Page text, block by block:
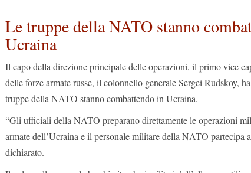
Le truppe della NATO stanno
Ucraina
Il capo della direzione principale delle operazioni, il primo vice
delle forze armate russe, il colonnello generale Sergei Rudskoy,
truppe della NATO stanno combattendo in Ucraina.
“Gli ufficiali della NATO preparano direttamente le operazioni
armate dell’Ucraina e il personale militare della NATO partecipa
dichiarato.